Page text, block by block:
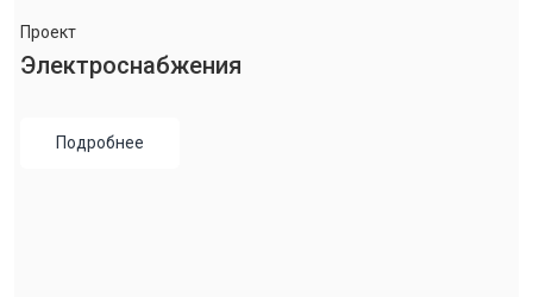
Проект
Электроснабжения
Подробнее